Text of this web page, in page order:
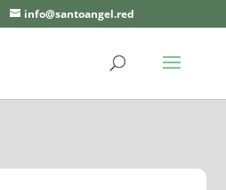
info@santoangel.red